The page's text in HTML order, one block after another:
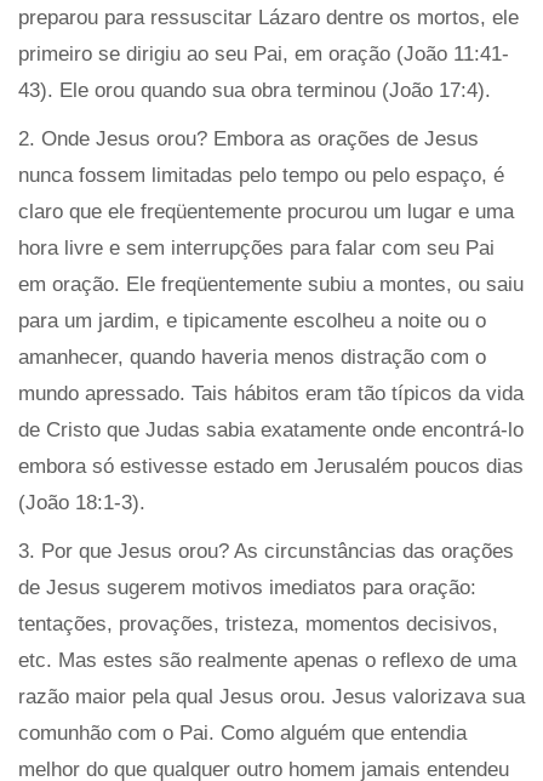
preparou para ressuscitar Lázaro dentre os mortos, ele
primeiro se dirigiu ao seu Pai, em oração (João 11:41-
43). Ele orou quando sua obra terminou (João 17:4).
2. Onde Jesus orou? Embora as orações de Jesus
nunca fossem limitadas pelo tempo ou pelo espaço, é
claro que ele freqüentemente procurou um lugar e uma
hora livre e sem interrupções para falar com seu Pai
em oração. Ele freqüentemente subiu a montes, ou saiu
para um jardim, e tipicamente escolheu a noite ou o
amanhecer, quando haveria menos distração com o
mundo apressado. Tais hábitos eram tão típicos da vida
de Cristo que Judas sabia exatamente onde encontrá-lo
embora só estivesse estado em Jerusalém poucos dias
(João 18:1-3).
3. Por que Jesus orou? As circunstâncias das orações
de Jesus sugerem motivos imediatos para oração:
tentações, provações, tristeza, momentos decisivos,
etc. Mas estes são realmente apenas o reflexo de uma
razão maior pela qual Jesus orou. Jesus valorizava sua
comunhão com o Pai. Como alguém que entendia
melhor do que qualquer outro homem jamais entendeu